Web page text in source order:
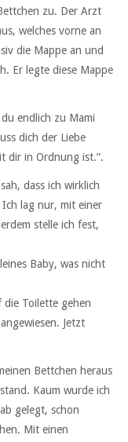
zu. Der Arzt
welches vorne an
die Mappe an und
Er legte diese Mappe
endlich zu Mami
dich der Liebe
dir in Ordnung ist.“.
dass ich wirklich
lag nur, mit einer
stelle ich fest,
Baby, was nicht
die Toilette gehen
Jetzt
Bettchen heraus
Kaum wurde ich
gelegt, schon
Mit einen